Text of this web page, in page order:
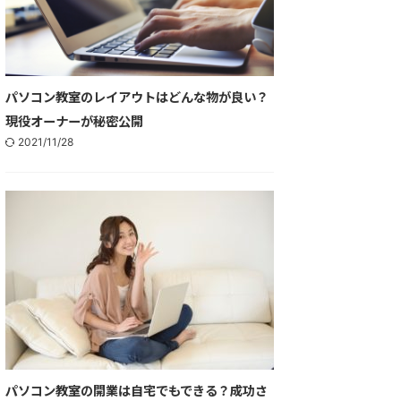
パソコン教室のレイアウトはどんな物が良い？
現役オーナーが秘密公開
2021/11/28
パソコン教室の開業は自宅でもできる？成功さ